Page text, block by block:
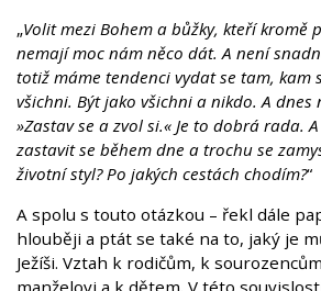
„Volit mezi Bohem a bůžky, kteří kromě
nemají moc nám něco dát. A není
totiž máme tendenci vydat se tam, kam
všichni. Být jako všichni a nikdo. A dnes
»Zastav se a zvol si.« Je to dobrá rada.
zastavit se během dne a trochu se
životní styl? Po jakých cestách chodím?“
A spolu s touto otázkou – řekl dále
hlouběji a ptát se také na to, jaký je
Ježíši. Vztah k rodičům, k